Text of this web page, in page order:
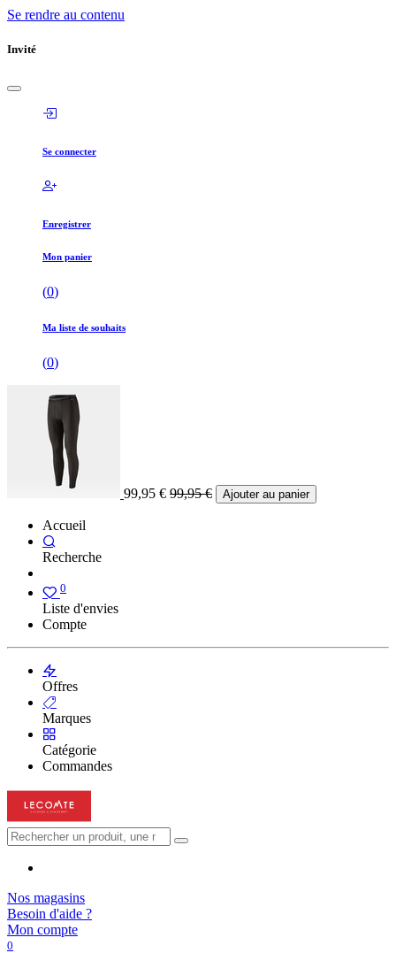
Se rendre au contenu
Invité
Se connecter
Enregistrer
Mon panier
(0)
Ma liste de souhaits
(0)
99,95 € 99,95€ Ajouter au panier
Accueil
Recherche
0
Liste d'envies
Compte
Offres
Marques
Catégorie
Commandes
Nos magasins
Besoin d'aide ?
Mon compte
0